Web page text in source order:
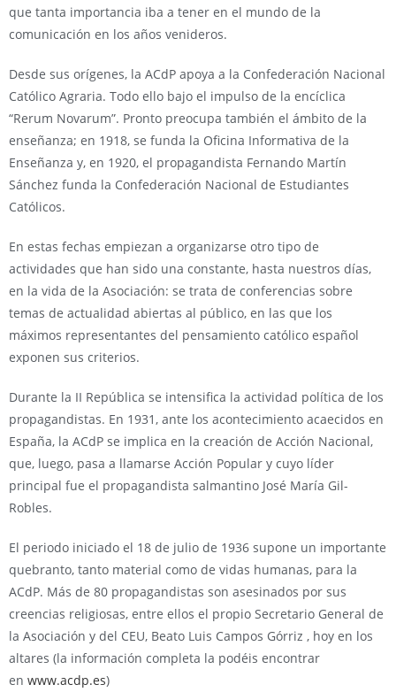
que tanta importancia iba a tener en el mundo de la
comunicación en los años venideros.
Desde sus orígenes, la ACdP apoya a la Confederación Nacional
Católico Agraria. Todo ello bajo el impulso de la encíclica
“Rerum Novarum”. Pronto preocupa también el ámbito de la
enseñanza; en 1918, se funda la Oficina Informativa de la
Enseñanza y, en 1920, el propagandista Fernando Martín
Sánchez funda la Confederación Nacional de Estudiantes
Católicos.
En estas fechas empiezan a organizarse otro tipo de
actividades que han sido una constante, hasta nuestros días,
en la vida de la Asociación: se trata de conferencias sobre
temas de actualidad abiertas al público, en las que los
máximos representantes del pensamiento católico español
exponen sus criterios.
Durante la II República se intensifica la actividad política de los
propagandistas. En 1931, ante los acontecimiento acaecidos en
España, la ACdP se implica en la creación de Acción Nacional,
que, luego, pasa a llamarse Acción Popular y cuyo líder
principal fue el propagandista salmantino José María Gil-
Robles.
El periodo iniciado el 18 de julio de 1936 supone un importante
quebranto, tanto material como de vidas humanas, para la
ACdP. Más de 80 propagandistas son asesinados por sus
creencias religiosas, entre ellos el propio Secretario General de
la Asociación y del CEU, Beato Luis Campos Górriz , hoy en los
altares (la información completa la podéis encontrar
en www.acdp.es)